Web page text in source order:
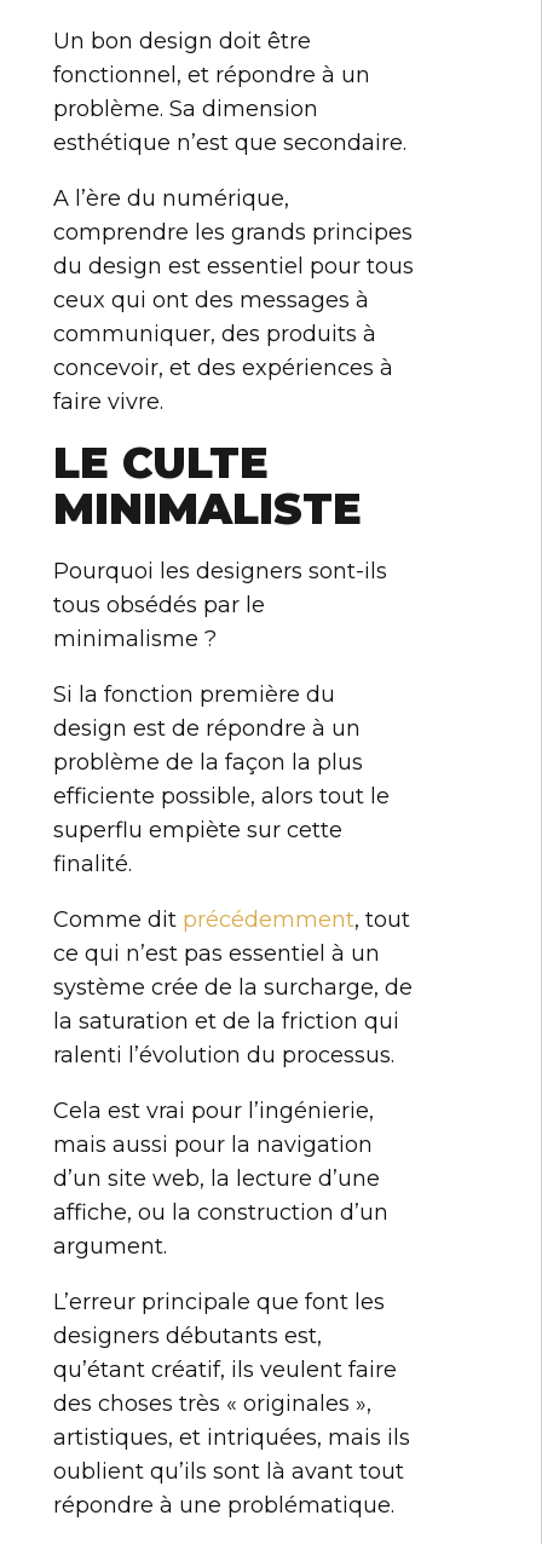
Un bon design doit être
fonctionnel, et répondre à un
problème. Sa dimension
esthétique n’est que secondaire.
A l’ère du numérique,
comprendre les grands principes
du design est essentiel pour tous
ceux qui ont des messages à
communiquer, des produits à
concevoir, et des expériences à
faire vivre.
LE CULTE
MINIMALISTE
Pourquoi les designers sont-ils
tous obsédés par le
minimalisme ?
Si la fonction première du
design est de répondre à un
problème de la façon la plus
efficiente possible, alors tout le
superflu empiète sur cette
finalité.
Comme dit précédemment, tout
ce qui n’est pas essentiel à un
système crée de la surcharge, de
la saturation et de la friction qui
ralenti l’évolution du processus.
Cela est vrai pour l’ingénierie,
mais aussi pour la navigation
d’un site web, la lecture d’une
affiche, ou la construction d’un
argument.
L’erreur principale que font les
designers débutants est,
qu’étant créatif, ils veulent faire
des choses très « originales »,
artistiques, et intriquées, mais ils
oublient qu’ils sont là avant tout
répondre à une problématique.